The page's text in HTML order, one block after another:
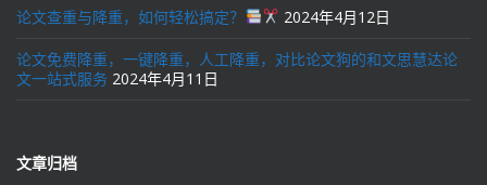
论文查重与降重，如何轻松搞定？ 2024年4月12日
论文免费降重，一键降重，人工降重，对比论文狗的和文思慧达论
文一站式服务 2024年4月11日
文章归档